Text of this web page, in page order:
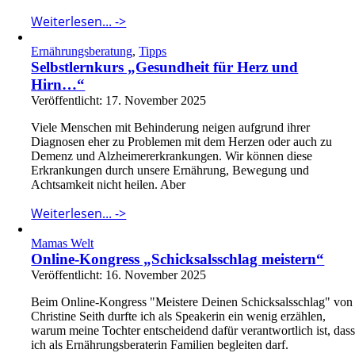
Weiterlesen... ->
Ernährungsberatung,Tipps
Selbstlernkurs „Gesundheit für Herz und
Hirn…“
Veröffentlicht: 17. November 2025
Viele Menschen mit Behinderung neigen aufgrund ihrer
Diagnosen eher zu Problemen mit dem Herzen oder auch zu
Demenz und Alzheimererkrankungen. Wir können diese
Erkrankungen durch unsere Ernährung, Bewegung und
Achtsamkeit nicht heilen. Aber
Weiterlesen... ->
Mamas Welt
Online-Kongress „Schicksalsschlag meistern“
Veröffentlicht: 16. November 2025
Beim Online-Kongress "Meistere Deinen Schicksalsschlag" von
Christine Seith durfte ich als Speakerin ein wenig erzählen,
warum meine Tochter entscheidend dafür verantwortlich ist, dass
ich als Ernährungsberaterin Familien begleiten darf.